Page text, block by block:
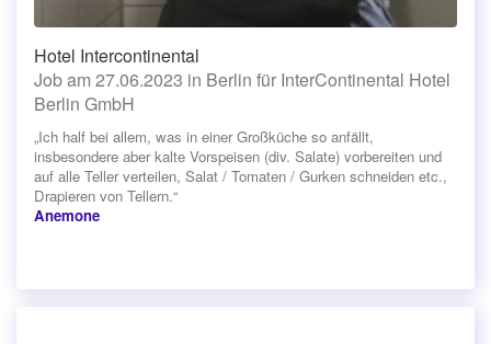
Hotel Intercontinental
Job am 27.06.2023 in Berlin für InterContinental Hotel
Berlin GmbH
„Ich half bei allem, was in einer Großküche so anfällt,
insbesondere aber kalte Vorspeisen (div. Salate) vorbereiten und
auf alle Teller verteilen, Salat / Tomaten / Gurken schneiden etc.,
Drapieren von Tellern.“
Anemone